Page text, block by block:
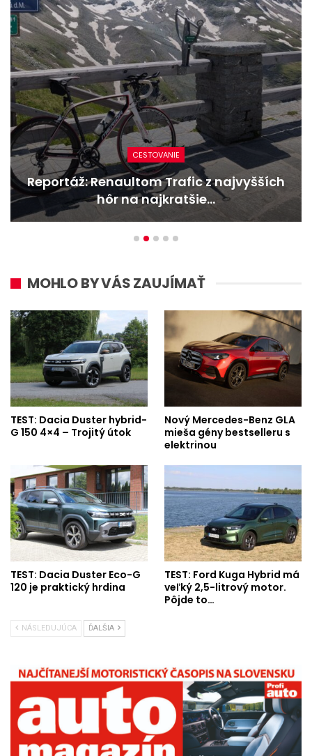
CESTOVANIE
Reportáž: Renaultom Trafic z najvyšších
hôr na najkratšie…
MOHLO BY VÁS ZAUJÍMAŤ
TEST: Dacia Duster hybrid-
G 150 4×4 – Trojitý útok
Nový Mercedes-Benz GLA
mieša gény bestselleru s
elektrinou
TEST: Dacia Duster Eco-G
120 je praktický hrdina
TEST: Ford Kuga Hybrid má
veľký 2,5-litrový motor.
Pôjde to…
NÁSLEDUJÚCA ĎALŠIA